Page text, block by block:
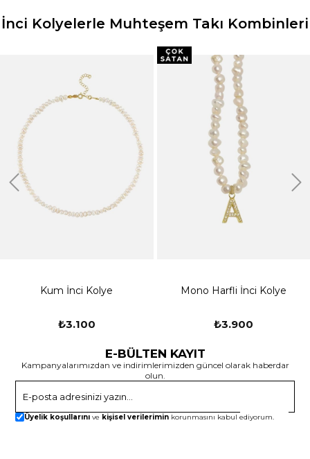
İnci Kolyelerle Muhteşem Takı Kombinleri
Kum İnci Kolye
₺3.100
Mono Harfli İnci Kolye
₺3.900
E-BÜLTEN KAYIT
Kampanyalarımızdan ve indirimlerimizden güncel olarak haberdar
olun.
Üyelik koşullarını ve kişisel verilerimin korunmasını kabul ediyorum.